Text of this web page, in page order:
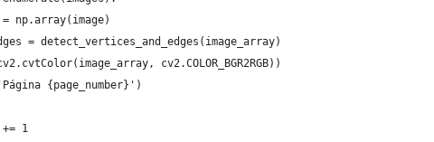
np.array(image)
= detect_vertices_and_edges(image_array)
cv2.COLOR_BGR2RGB))
{page_number}')
+= 1